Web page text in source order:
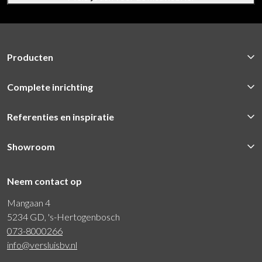
Producten
Complete inrichting
Referenties en inspiratie
Showroom
Neem contact op
Mangaan 4
5234 GD, 's-Hertogenbosch
073-8000266
info@versluisbv.nl